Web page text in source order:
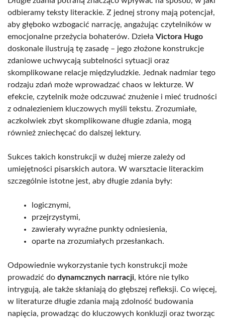
odbieramy teksty literackie. Z jednej strony mają potencjał,
aby głęboko wzbogacić narrację, angażując czytelników w
emocjonalne przeżycia bohaterów. Dzieła Victora Hugo
doskonale ilustrują tę zasadę – jego złożone konstrukcje
zdaniowe uchwycają subtelności sytuacji oraz
skomplikowane relacje międzyludzkie. Jednak nadmiar tego
rodzaju zdań może wprowadzać chaos w lekturze. W
efekcie, czytelnik może odczuwać znużenie i mieć trudności
z odnalezieniem kluczowych myśli tekstu. Zrozumiałe,
aczkolwiek zbyt skomplikowane długie zdania, mogą
również zniechęcać do dalszej lektury.
Sukces takich konstrukcji w dużej mierze zależy od
umiejętności pisarskich autora. W warsztacie literackim
szczególnie istotne jest, aby długie zdania były:
logicznymi,
przejrzystymi,
zawierały wyraźne punkty odniesienia,
oparte na zrozumiałych przesłankach.
Odpowiednie wykorzystanie tych konstrukcji może
prowadzić do dynamcznych narracji, które nie tylko
intrygują, ale także skłaniają do głębszej refleksji. Co więcej,
w literaturze długie zdania mają zdolność budowania
napięcia, prowadząc do kluczowych konkluzji oraz tworząc